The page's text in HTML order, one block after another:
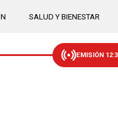
SALUD Y BIENESTAR
EMISIÓN